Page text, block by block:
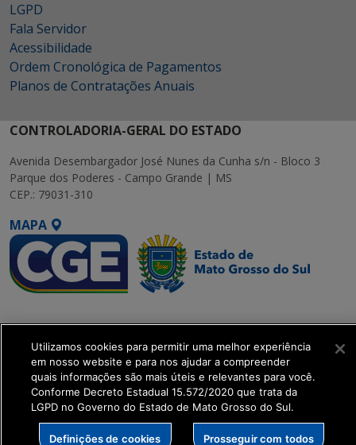
LGPD
Fala Servidor
Acessibilidade
Ordem Cronológica de Pagamentos
Planos de Contratações Anuais
CONTROLADORIA-GERAL DO ESTADO
Avenida Desembargador José Nunes da Cunha s/n - Bloco 3
Parque dos Poderes - Campo Grande | MS
CEP.: 79031-310
MAPA
Transformação Digital
get_footer();
Utilizamos cookies para permitir uma melhor experiência
em nosso website e para nos ajudar a compreender
quais informações são mais úteis e relevantes para você.
Conforme Decreto Estadual 15.572/2020 que trata da
LGPD no Governo do Estado de Mato Grosso do Sul.
Definições de cookies Prosseguir com todos